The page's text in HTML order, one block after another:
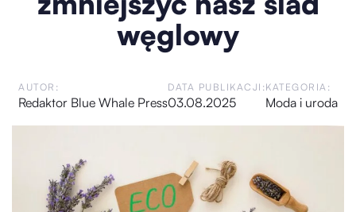
węglowy
AUTOR:
Redaktor Blue Whale Press
DATA PUBLIKACJI:
03.08.2025
KATEGORIA:
Moda i uroda